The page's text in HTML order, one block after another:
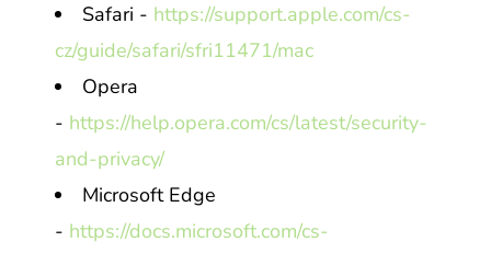
Safari - https://support.apple.com/cs-
cz/guide/safari/sfri11471/mac
Opera
- https://help.opera.com/cs/latest/security-
and-privacy/
Microsoft Edge
- https://docs.microsoft.com/cs-